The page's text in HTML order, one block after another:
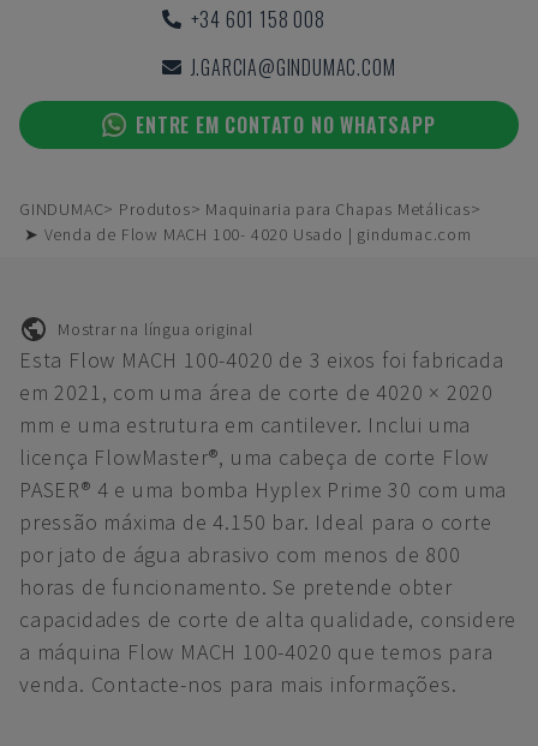
+34 601 158 008
J.GARCIA@GINDUMAC.COM
ENTRE EM CONTATO NO WHATSAPP
GINDUMAC Produtos
Maquinaria para Chapas Metálicas
➤ Venda de Flow MACH 100- 4020 Usado | gindumac.com
Mostrar na língua original
Esta Flow MACH 100-4020 de 3 eixos foi fabricada
em 2021, com uma área de corte de 4020 × 2020
mm e uma estrutura em cantilever. Inclui uma
licença FlowMaster®, uma cabeça de corte Flow
PASER® 4 e uma bomba Hyplex Prime 30 com uma
pressão máxima de 4.150 bar. Ideal para o corte
por jato de água abrasivo com menos de 800
horas de funcionamento. Se pretende obter
capacidades de corte de alta qualidade, considere
a máquina Flow MACH 100-4020 que temos para
venda. Contacte-nos para mais informações.